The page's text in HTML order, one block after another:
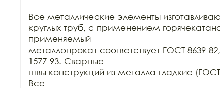
Все металлические элементы
круглых труб, с применением
применяемый
металлопрокат соответствует ГОСТ 8639-
1577-93. Сварные
швы конструкций из металла гладкие (ГОСТ
Все